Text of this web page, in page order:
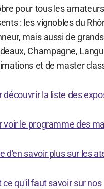
pour tous les
: les vignobles du
mais aussi de
Champagne,
et de master
découvrir la liste des
voir le programme des
d'en savoir plus sur les
ce qu'il faut savoir sur